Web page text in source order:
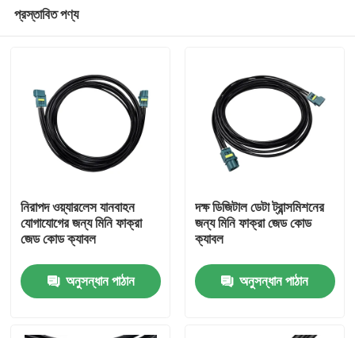
প্রস্তাবিত পণ্য
নিরাপদ ওয়্যারলেস যানবাহন
যোগাযোগের জন্য মিনি ফাক্রা
জেড কোড ক্যাবল
অনুসন্ধান পাঠান
দক্ষ ডিজিটাল ডেটা ট্রান্সমিশনের
জন্য মিনি ফাক্রা জেড কোড
ক্যাবল
অনুসন্ধান পাঠান